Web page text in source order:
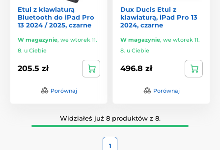
Etui z klawiaturą
Bluetooth do iPad Pro
13 2024 / 2025, czarne
W magazynie, we wtorek 11.
8. u Ciebie
205.5 zł
Porównaj
Dux Ducis Etui z
klawiaturą, iPad Pro 13
2024, czarne
W magazynie, we wtorek 11.
8. u Ciebie
496.8 zł
Porównaj
Widziałeś już 8 produktów z 8.
1